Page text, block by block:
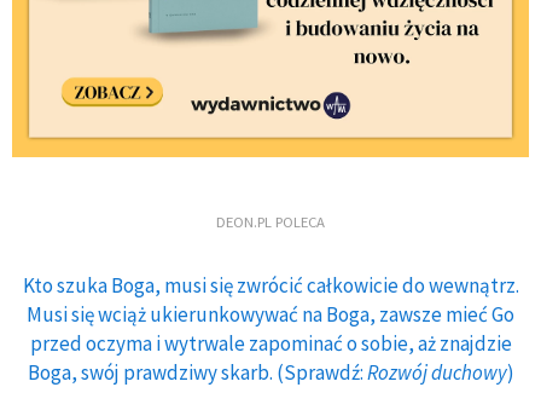
DEON.PL POLECA
Kto szuka Boga, musi się zwrócić całkowicie do wewnątrz.
Musi się wciąż ukierunkowywać na Boga, zawsze mieć Go
przed oczyma i wytrwale zapominać o sobie, aż znajdzie
Boga, swój prawdziwy skarb. (Sprawdź:Rozwój duchowy)